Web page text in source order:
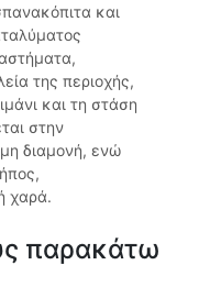
και
της περιοχής,
και τη στάση
στην
διαμονή, ενώ
χαρά.
παρακάτω